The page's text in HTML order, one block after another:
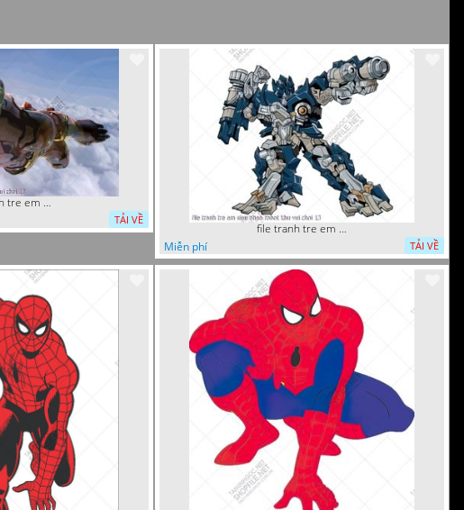
file tranh tre em sieu nhan robot khu vui choi 18
TẢI VỀ
file tranh tre em sieu nhan robot khu vui choi 13
Miễn phí
TẢI VỀ